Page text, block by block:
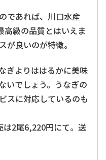
であれば、川口水産
高級の品質とはいえま
が良いのが特徴。
ぎよりははるかに美味
いでしょう。うなぎの
スに対応しているのも
2尾6,220円にて。送